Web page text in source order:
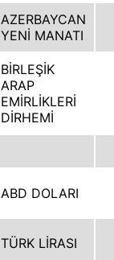
AZERBAYCAN
YENİ MANATI
BİRLEŞİK
ARAP
EMİRLİKLERİ
DİRHEMİ
ABD DOLARI
TÜRK LİRASI